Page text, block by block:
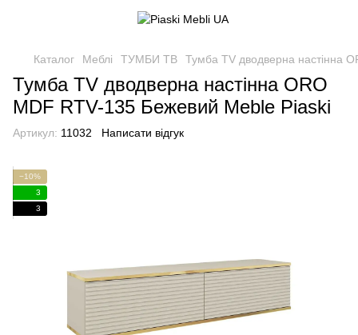
Каталог Меблі ТУМБИ ТВ Тумба TV дводверна настінна
Тумба TV дводверна настінна ORO
MDF RTV-135 Бежевий Meble Piaski
Артикул: 11032 Написати відгук
−10%
3
3